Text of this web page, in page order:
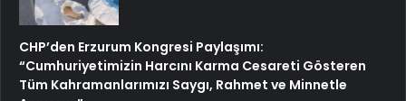
CHP’den Erzurum Kongresi Paylaşımı:
“Cumhuriyetimizin Harcını Karma Cesareti Gösteren
Tüm Kahramanlarımızı Saygı, Rahmet ve Minnetle